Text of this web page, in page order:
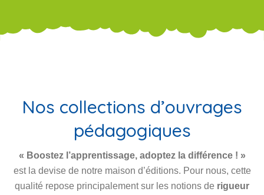
Nos collections d’ouvrages
pédagogiques
« Boostez l’apprentissage, adoptez la différence ! »
est la devise de notre maison d’éditions. Pour nous, cette
qualité repose principalement sur les notions de rigueur